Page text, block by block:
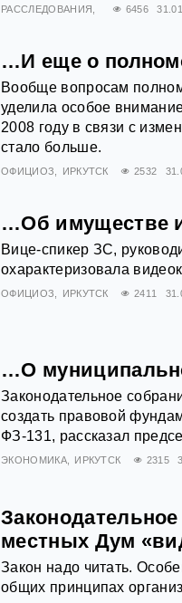
РАССЛЕДОВАНИЯ 6456
…И еще о
Вообще вопросам
уделила особое
2008 году в связи с
стало больше.
ОФИЦИОЗ ИРКУТСК 2532
…Об имуществе
Вице-спикер ЗС,
охарактеризовала
ОФИЦИОЗ ИРКУТСК 2411
…О
Законодательное
создать правовой
ФЗ-131, рассказал
ЭКОНОМИКА ИРКУТСК 2315
местных Дум
Закон надо читать.
общих принципах